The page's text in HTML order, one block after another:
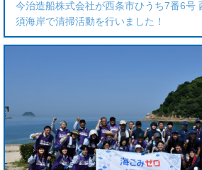
今治造船株式会社が西条市ひうち7番6号
須海岸で清掃活動を行いました！